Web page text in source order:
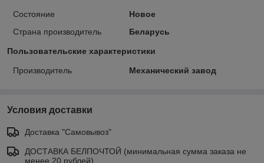
Состояние
Новое
Страна производитель
Беларусь
Пользовательские характеристики
Производитель Механический завод
Условия доставки
Доставка "Самовывоз"
ДОСТАВКА БЕЛПОЧТОЙ (минимальная сумма заказа не
менее 20 рублей)